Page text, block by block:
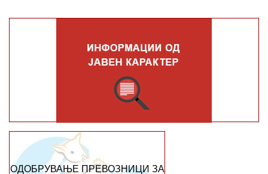
ОДОБРУВАЊЕ ПРЕВОЗНИЦИ ЗА